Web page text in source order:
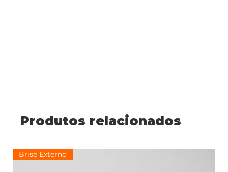
Produtos relacionados
Brise Externo